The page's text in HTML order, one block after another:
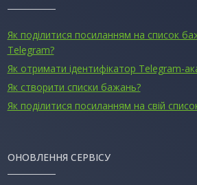
Як поділитися посиланням на список
Telegram?
Як отримати ідентифікатор Telegram-
Як створити списки бажань?
Як поділитися посиланням на свій
ОНОВЛЕННЯ СЕРВІСУ